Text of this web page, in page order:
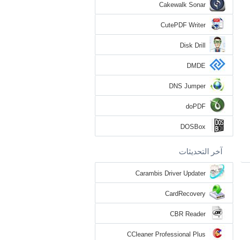
Cakewalk Sonar
CutePDF Writer
Disk Drill
DMDE
DNS Jumper
doPDF
DOSBox
آخر التحديثات
Carambis Driver Updater
CardRecovery
CBR Reader
CCleaner Professional Plus